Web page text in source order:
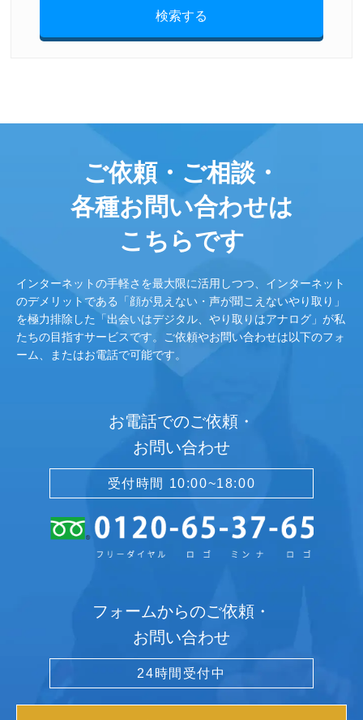
検索する
ご依頼・ご相談・
各種お問い合わせは
こちらです
インターネットの手軽さを最大限に活用しつつ、インターネット
のデメリットである「顔が見えない・声が聞こえないやり取り」
を極力排除した「出会いはデジタル、やり取りはアナログ」が私
たちの目指すサービスです。ご依頼やお問い合わせは以下のフォ
ーム、またはお電話で可能です。
お電話でのご依頼・
お問い合わせ
受付時間 10:00~18:00
フォームからのご依頼・
お問い合わせ
24時間受付中